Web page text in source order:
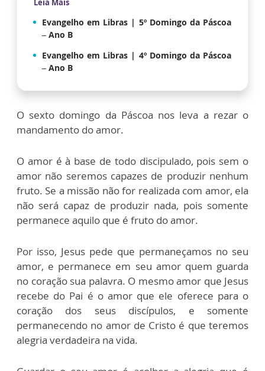
Leia Mais
Evangelho em Libras | 5º Domingo da Páscoa
– Ano B
Evangelho em Libras | 4º Domingo da Páscoa
– Ano B
O sexto domingo da Páscoa nos leva a rezar o
mandamento do amor.
O amor é à base de todo discipulado, pois sem o
amor não seremos capazes de produzir nenhum
fruto. Se a missão não for realizada com amor, ela
não será capaz de produzir nada, pois somente
permanece aquilo que é fruto do amor.
Por isso, Jesus pede que permaneçamos no seu
amor, e permanece em seu amor quem guarda
no coração sua palavra. O mesmo amor que Jesus
recebe do Pai é o amor que ele oferece para o
coração dos seus discípulos, e somente
permanecendo no amor de Cristo é que teremos
alegria verdadeira na vida.